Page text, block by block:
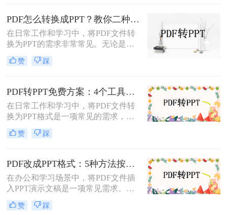
转换。
PDF怎么转换成PPT？教你二种转换方法！
在日常工作和学习中，将PDF文件转
换为PPT的需求非常常见。无论是为
了方便展示、编辑还是进一步处理，
掌握几种高效的PDF转PPT方法都是
PPT呢？本文将详细介绍两种常见的
PDF转PPT方法，帮助用户轻松完成
文件格式转换。
赞 踩
PDF转PPT免费方案：4个工具的文件限制和输出质量对比！
在日常工作和学习中，将PDF文件转
换为PPT格式是一项常见的需求，以
便更好地进行演示和分享。虽然市面
上有许多专业的转换软件和服务，但
费。那么pdf如何免费转换ppt呢？以
下将介绍四种免费将PDF转换为PPT
的方法，帮助用户轻松实现格式转
换。
赞 踩
PDF改成PPT格式：5种方法按页面复杂度选择！
在办公和学习场景中，将PDF文件插
入PPT演示文稿是一项常见需求。无
论是展示报告、图表，还是分享文档
内容，合理选择插入方法能显著提升
赞 踩